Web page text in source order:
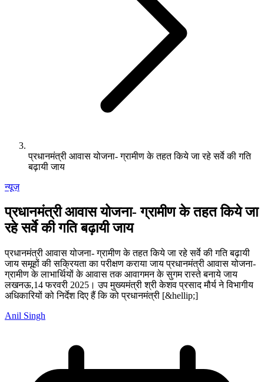
प्रधानमंत्री आवास योजना- ग्रामीण के तहत किये जा रहे सर्वे की गति
बढ़ायी जाय
न्यूज़
प्रधानमंत्री आवास योजना- ग्रामीण के तहत किये जा
रहे सर्वे की गति बढ़ायी जाय
प्रधानमंत्री आवास योजना- ग्रामीण के तहत किये जा रहे सर्वे की गति बढ़ायी
जाय समूहों की सक्रियता का परीक्षण कराया जाय प्रधानमंत्री आवास योजना-
ग्रामीण के लाभार्थियों के आवास तक आवागमन के सुगम रास्ते बनाये जाय
लखनऊ,14 फरवरी 2025। उप मुख्यमंत्री श्री केशव प्रसाद मौर्य ने विभागीय
अधिकारियों को निर्देश दिए हैं कि को प्रधानमंत्री [&hellip;]
Anil Singh